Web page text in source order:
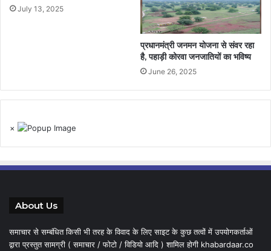
July 13, 2025
प्रधानमंत्री जनमन योजना से संवर रहा
है, पहाड़ी कोरवा जनजातियों का भविष्य
June 26, 2025
×
About Us
समाचार से सम्बंधित किसी भी तरह के विवाद के लिए साइट के कुछ तत्वों में उपयोगकर्ताओं
द्वारा प्रस्तुत सामग्री ( समाचार / फोटो / विडियो आदि ) शामिल होगी khabardaar.co